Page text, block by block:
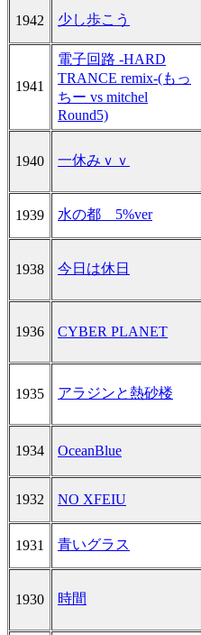
1942 少し歩こう
1941
電子回路 -HARD
TRANCE remix-(もっ
ちー vs mitchel
Round5)
1940 一休みｖｖ
1939 水の都 5%ver
1938 今日は休日
1936 CYBER PLANET
1935 アラジンと熱砂楼
1934 OceanBlue
1932 NO XFEIU
1931 青いグラス
1930 時間